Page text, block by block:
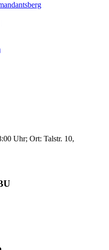
Uhr; Ort: Talstr. 10,